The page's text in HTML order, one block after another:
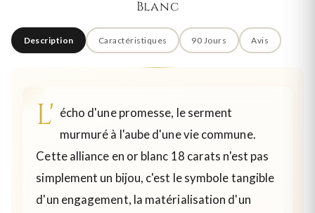
Blanc
Description Caractéristiques 90 Jours Avis
L' écho d'une promesse, le serment
murmuré à l'aube d'une vie commune.
Cette alliance en or blanc 18 carats n'est pas
simplement un bijou, c'est le symbole tangible
d'un engagement, la matérialisation d'un